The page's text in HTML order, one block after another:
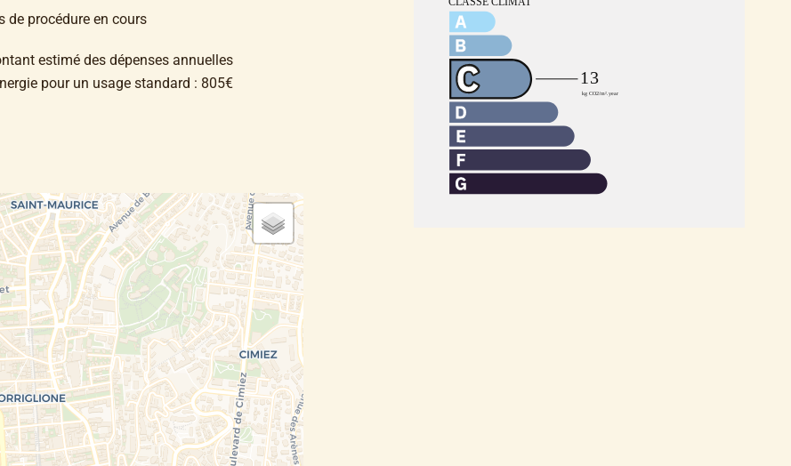
de procédure en cours
estimé des dépenses annuelles
pour un usage standard : 805€